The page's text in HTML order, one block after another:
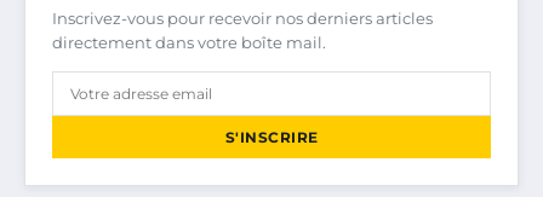
Inscrivez-vous pour recevoir nos derniers articles
directement dans votre boîte mail.
S'INSCRIRE